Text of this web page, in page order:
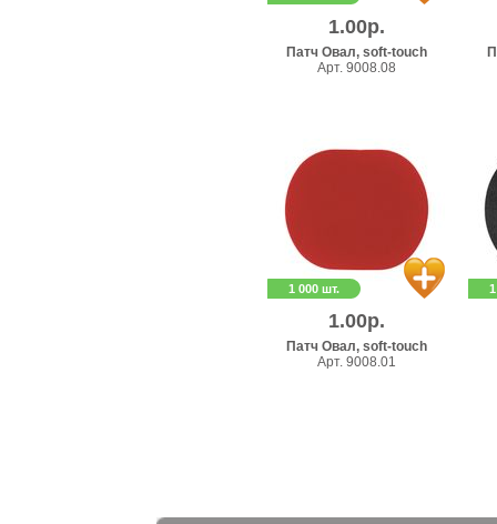
1.00р.
Патч Овал, soft-touch
Арт. 9008.08
1 000 шт.
1.00р.
Патч Овал, soft-touch
Арт. 9008.01